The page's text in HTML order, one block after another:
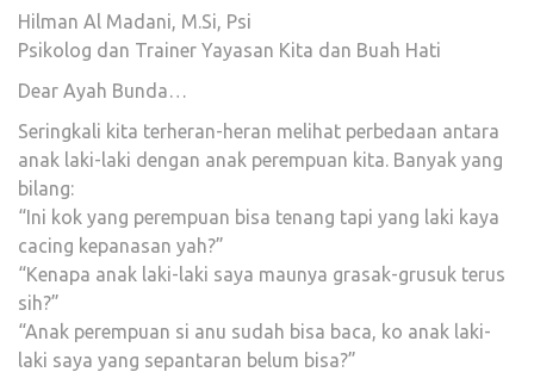
Hilman Al Madani, M.Si, Psi
Psikolog dan Trainer Yayasan Kita dan Buah Hati
Dear Ayah Bunda…
Seringkali kita terheran-heran melihat perbedaan antara
anak laki-laki dengan anak perempuan kita. Banyak yang
bilang:
“Ini kok yang perempuan bisa tenang tapi yang laki kaya
cacing kepanasan yah?”
“Kenapa anak laki-laki saya maunya grasak-grusuk terus
sih?”
“Anak perempuan si anu sudah bisa baca, ko anak laki-
laki saya yang sepantaran belum bisa?”